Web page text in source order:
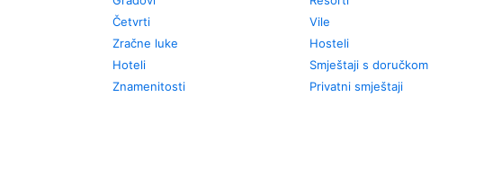
Četvrti
Zračne luke
Hoteli
Znamenitosti
Vile
Hosteli
Smještaji s doručkom
Privatni smještaji